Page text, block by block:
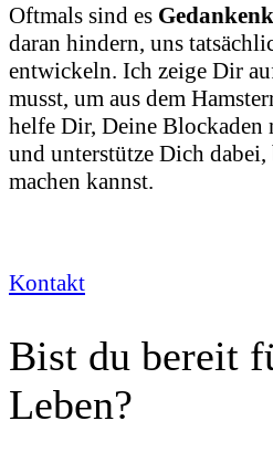
Oftmals sind es
daran hindern, uns
entwickeln. Ich zeige Dir
musst, um aus dem
helfe Dir, Deine Blockaden
und unterstütze Dich
machen kannst.
Kontakt
Bist du bereit
Leben?